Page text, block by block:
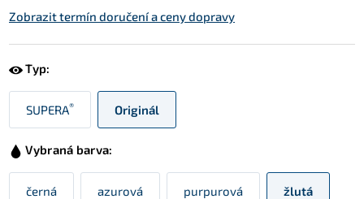
Zobrazit termín doručení a ceny dopravy
Typ:
SUPERA® Originál
Vybraná barva:
černá azurová purpurová žlutá